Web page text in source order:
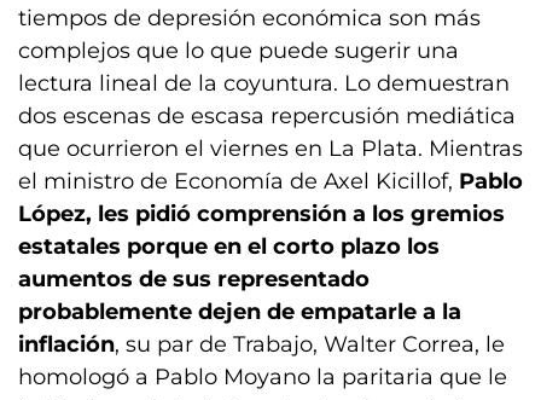
tiempos de depresión económica son más
complejos que lo que puede sugerir una
lectura lineal de la coyuntura. Lo demuestran
dos escenas de escasa repercusión mediática
que ocurrieron el viernes en La Plata. Mientras
el ministro de Economía de Axel Kicillof, Pablo
López, les pidió comprensión a los gremios
estatales porque en el corto plazo los
aumentos de sus representado
probablemente dejen de empatarle a la
inflación, su par de Trabajo, Walter Correa, le
homologó a Pablo Moyano la paritaria que le